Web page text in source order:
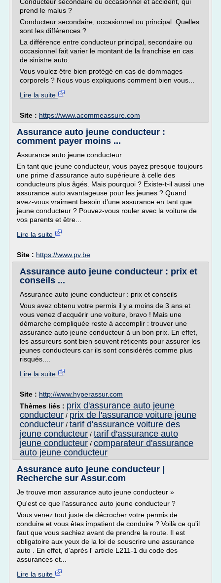
prend le malus ?
Conducteur secondaire, occasionnel ou principal. Quelles
sont les différences ?
La différence entre conducteur principal, secondaire ou
occasionnel fait varier le montant de la franchise en cas
de sinistre auto.
Vous voulez être bien protégé en cas de dommages
corporels ? Nous vous expliquons comment bien vous...
Lire la suite
Site : https://www.acommeassure.com
Assurance auto jeune conducteur :
comment payer moins ...
Assurance auto jeune conducteur
En tant que jeune conducteur, vous payez presque toujours
une prime d'assurance auto supérieure à celle des
conducteurs plus âgés. Mais pourquoi ? Existe-t-il aussi une
assurance auto avantageuse pour les jeunes ? Quand
avez-vous vraiment besoin d'une assurance en tant que
jeune conducteur ? Pouvez-vous rouler avec la voiture de
vos parents et être...
Lire la suite
Site : https://www.pv.be
Assurance auto jeune conducteur : prix et
conseils ...
Assurance auto jeune conducteur : prix et conseils
Vous avez obtenu votre permis il y a moins de 3 ans et
vous venez d'acquérir une voiture, bravo ! Mais une
démarche compliquée reste à accomplir : trouver une
assurance auto jeune conducteur à un bon prix. En effet,
les assureurs sont bien souvent réticents pour assurer les
jeunes conducteurs car ils sont considérés comme plus
risqués....
Lire la suite
Site : http://www.hyperassur.com
Thèmes liés : prix d'assurance auto jeune
conducteur / prix de l'assurance voiture jeune
conducteur / tarif d'assurance voiture des
jeune conducteur / tarif d'assurance auto
jeune conducteur / comparateur d'assurance
auto jeune conducteur
Assurance auto jeune conducteur |
Recherche sur Assur.com
Je trouve mon assurance auto jeune conducteur »
Qu'est ce que l'assurance auto jeune conducteur ?
Vous venez tout juste de décrocher votre permis de
conduire et vous êtes impatient de conduire ? Voilà ce qu'il
faut que vous sachiez avant de prendre la route. Il est
obligatoire aux yeux de la loi de souscrire une assurance
auto . En effet, d'après l' article L211-1 du code des
assurances et...
Lire la suite